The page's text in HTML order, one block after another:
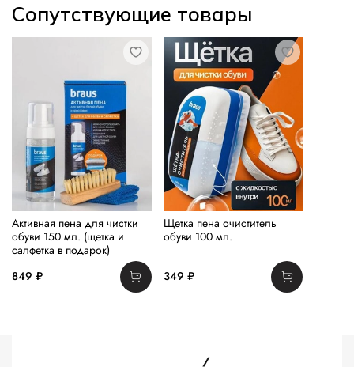
Сопутствующие товары
Активная пена для чистки
обуви 150 мл. (щетка и
салфетка в подарок)
849 ₽
Щетка пена очиститель
обуви 100 мл.
349 ₽